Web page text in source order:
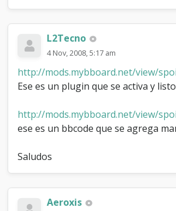
L2Tecno
4 Nov, 2008, 5:17 am
http://mods.mybboard.net/view/
Ese es un plugin que se activa y
http://mods.mybboard.net/view/
ese es un bbcode que se agrega
Saludos
Aeroxis